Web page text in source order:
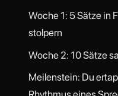
Woche 1: 5 Sätze in
stolpern
Woche 2: 10 Sätze
Meilenstein: Du